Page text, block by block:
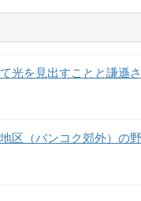
光を見出すことと謙遜
区（バンコク郊外）の